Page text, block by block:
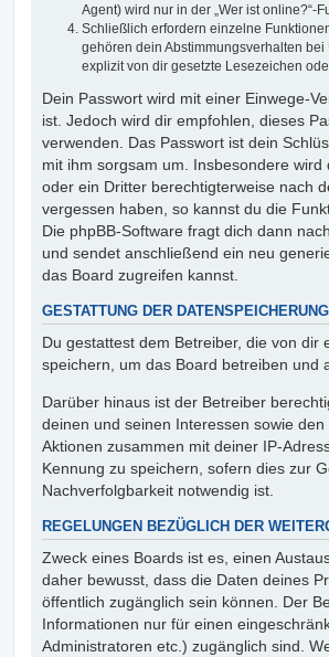
Agent) wird nur in der „Wer ist online?“-
Schließlich erfordern einzelne
gehören dein Abstimmungsverhalten
explizit von dir gesetzte Lesezeichen
Dein Passwort wird mit einer Einwege-
ist. Jedoch wird dir empfohlen, dieses
verwenden. Das Passwort ist dein
mit ihm sorgsam um. Insbesondere
oder ein Dritter berechtigterweise nach
vergessen haben, so kannst du die
Die phpBB-Software fragt dich dann
und sendet anschließend ein neu
das Board zugreifen kannst.
GESTATTUNG DER DATENSPEICHERUNG
Du gestattest dem Betreiber, die von
speichern, um das Board betreiben und
Darüber hinaus ist der Betreiber
deinen und seinen Interessen sowie
Aktionen zusammen mit deiner IP-
Kennung zu speichern, sofern dies zur
Nachverfolgbarkeit notwendig ist.
REGELUNGEN BEZÜGLICH DER
Zweck eines Boards ist es, einen
daher bewusst, dass die Daten deines
öffentlich zugänglich sein können. Der
Informationen nur für einen
Administratoren etc.) zugänglich sind.